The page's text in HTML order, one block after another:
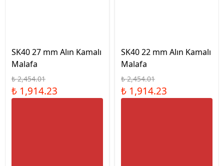
SK40 27 mm Alın Kamalı
Malafa
₺ 2,454.01
₺ 1,914.23
SK40 22 mm Alın Kamalı
Malafa
₺ 2,454.01
₺ 1,914.23